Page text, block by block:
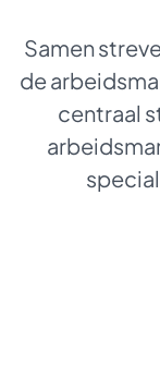
Samen
de
centraal